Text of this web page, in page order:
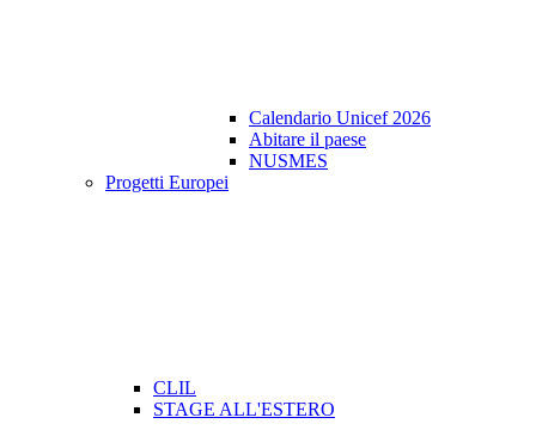
Calendario Unicef 2026
Abitare il paese
NUSMES
Progetti Europei
CLIL
STAGE ALL'ESTERO